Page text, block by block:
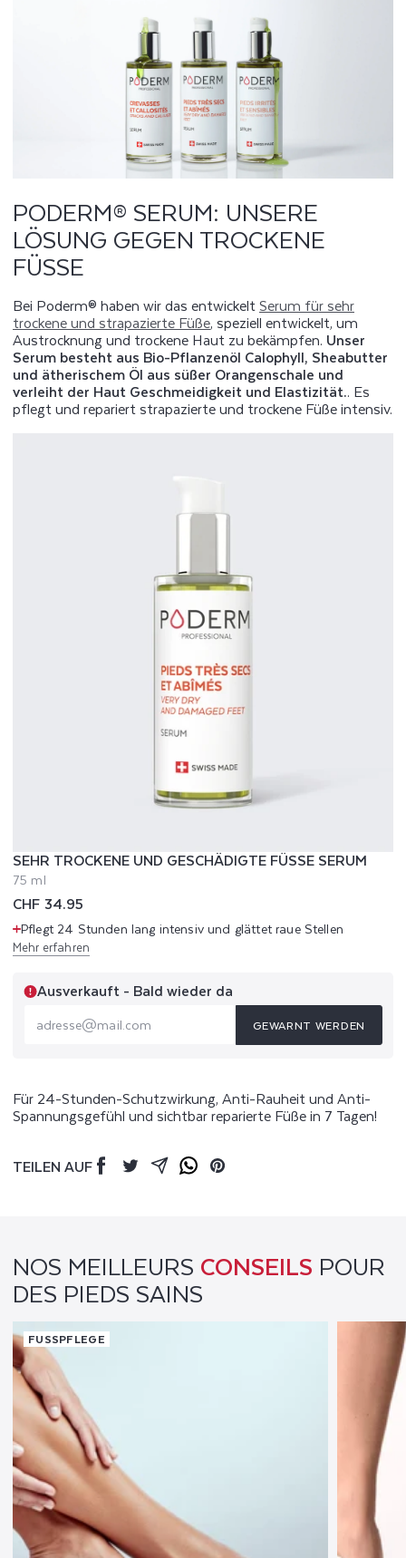
PODERM® SERUM: UNSERE
LÖSUNG GEGEN TROCKENE
FÜSSE
Bei Poderm® haben wir das entwickeltSerum für sehr
trockene und strapazierte Füße, speziell entwickelt, um
Austrocknung und trockene Haut zu bekämpfen. Unser
Serum besteht aus Bio-Pflanzenöl Calophyll, Sheabutter
und ätherischem Öl aus süßer Orangenschale und
verleiht der Haut Geschmeidigkeit und Elastizität.. Es
pflegt und repariert strapazierte und trockene Füße intensiv.
SEHR TROCKENE UND GESCHÄDIGTE FÜSSE SERUM
75 ml
Normaler
CHF 34.95
Pflegt 24 Stunden lang intensiv und glättet raue Stellen
Mehr erfahren
Ausverkauft - Bald wieder da
adresse@mail.com GEWARNT WERDEN
Für 24-Stunden-Schutzwirkung, Anti-Rauheit und Anti-
Spannungsgefühl und sichtbar reparierte Füße in 7 Tagen!
TEILEN AUF FacebookTwitterMail WhatsappPinterest
NOS MEILLEURS CONSEILS POUR
DES PIEDS SAINS
FUSSPFLEGE